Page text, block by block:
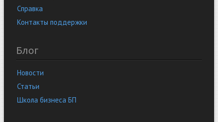
Справка
Контакты поддержки
Блог
Новости
Статьи
Школа бизнеса БП